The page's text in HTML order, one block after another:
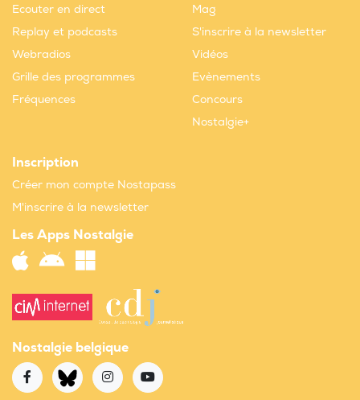
Ecouter en direct
Replay et podcasts
Webradios
Grille des programmes
Fréquences
Mag
S'inscrire à la newsletter
Vidéos
Evènements
Concours
Nostalgie+
Inscription
Créer mon compte Nostapass
M'inscrire à la newsletter
Les Apps Nostalgie
Nostalgie belgique